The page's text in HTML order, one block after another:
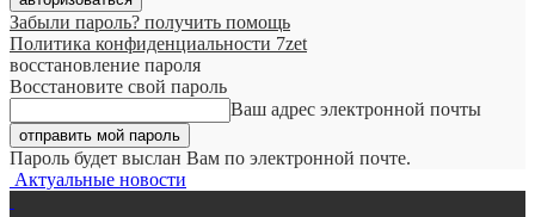
Забыли пароль? получить помощь
Политика конфиденциальности 7zet
восстановление пароля
Восстановите свой пароль
Ваш адрес электронной почты
Пароль будет выслан Вам по электронной почте.
Актуальные новости